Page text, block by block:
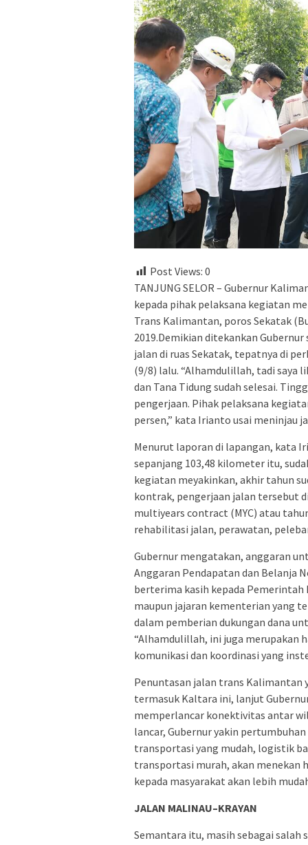
Post Views: 0
TANJUNG SELOR – Gubernur
kepada pihak pelaksana kegiatan
Trans Kalimantan, poros Sekatak
2019.Demikian ditekankan
jalan di ruas Sekatak, tepatnya di
(9/8) lalu. “Alhamdulillah, tadi saya
dan Tana Tidung sudah selesai.
pengerjaan. Pihak pelaksana
persen,” kata Irianto usai meninjau
Menurut laporan di lapangan, kata
sepanjang 103,48 kilometer itu,
kegiatan meyakinkan, akhir tahun
kontrak, pengerjaan jalan tersebut
multiyears contract (MYC) atau
rehabilitasi jalan, perawatan,
Gubernur mengatakan, anggaran
Anggaran Pendapatan dan Belanja
berterima kasih kepada Pemerintah
maupun jajaran kementerian yang
dalam pemberian dukungan dana
“Alhamdulillah, ini juga merupakan
komunikasi dan koordinasi yang
Penuntasan jalan trans Kalimantan
termasuk Kaltara ini, lanjut
memperlancar konektivitas antar
lancar, Gubernur yakin
transportasi yang mudah, logistik
transportasi murah, akan menekan
kepada masyarakat akan lebih
JALAN MALINAU–KRAYAN
Semantara itu, masih sebagai